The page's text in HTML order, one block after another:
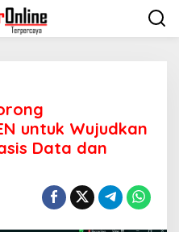
untuk Wujudkan
Data dan